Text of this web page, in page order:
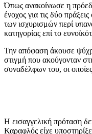
Όπως ανακοίνωσε η
ένοχος για τις δύο
των ισχυρισμών περί
κατηγορίας επί το
Την απόφαση άκουσε
στιγμή που ακούγονταν
συναδέλφων του, οι
Η εισαγγελική πρόταση
Καραφλός είχε